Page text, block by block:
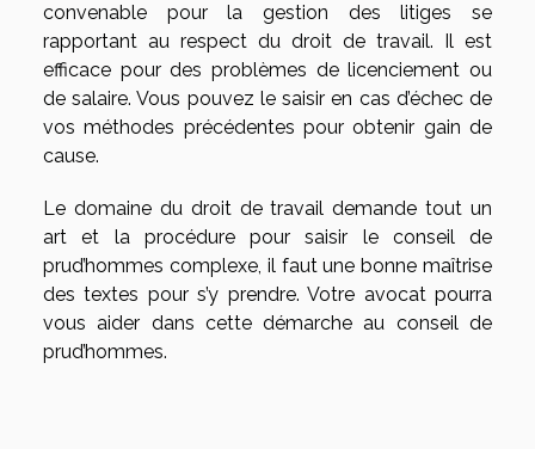
convenable pour la gestion des litiges se
rapportant au respect du droit de travail. Il est
efficace pour des problèmes de licenciement ou
de salaire. Vous pouvez le saisir en cas d’échec de
vos méthodes précédentes pour obtenir gain de
cause.
Le domaine du droit de travail demande tout un
art et la procédure pour saisir le conseil de
prud’hommes complexe, il faut une bonne maîtrise
des textes pour s’y prendre. Votre avocat pourra
vous aider dans cette démarche au conseil de
prud’hommes.